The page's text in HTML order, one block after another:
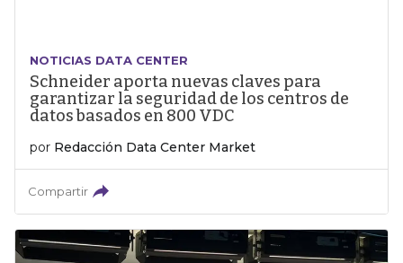
NOTICIAS DATA CENTER
Schneider aporta nuevas claves para
garantizar la seguridad de los centros de
datos basados en 800 VDC
por Redacción Data Center Market
Compartir